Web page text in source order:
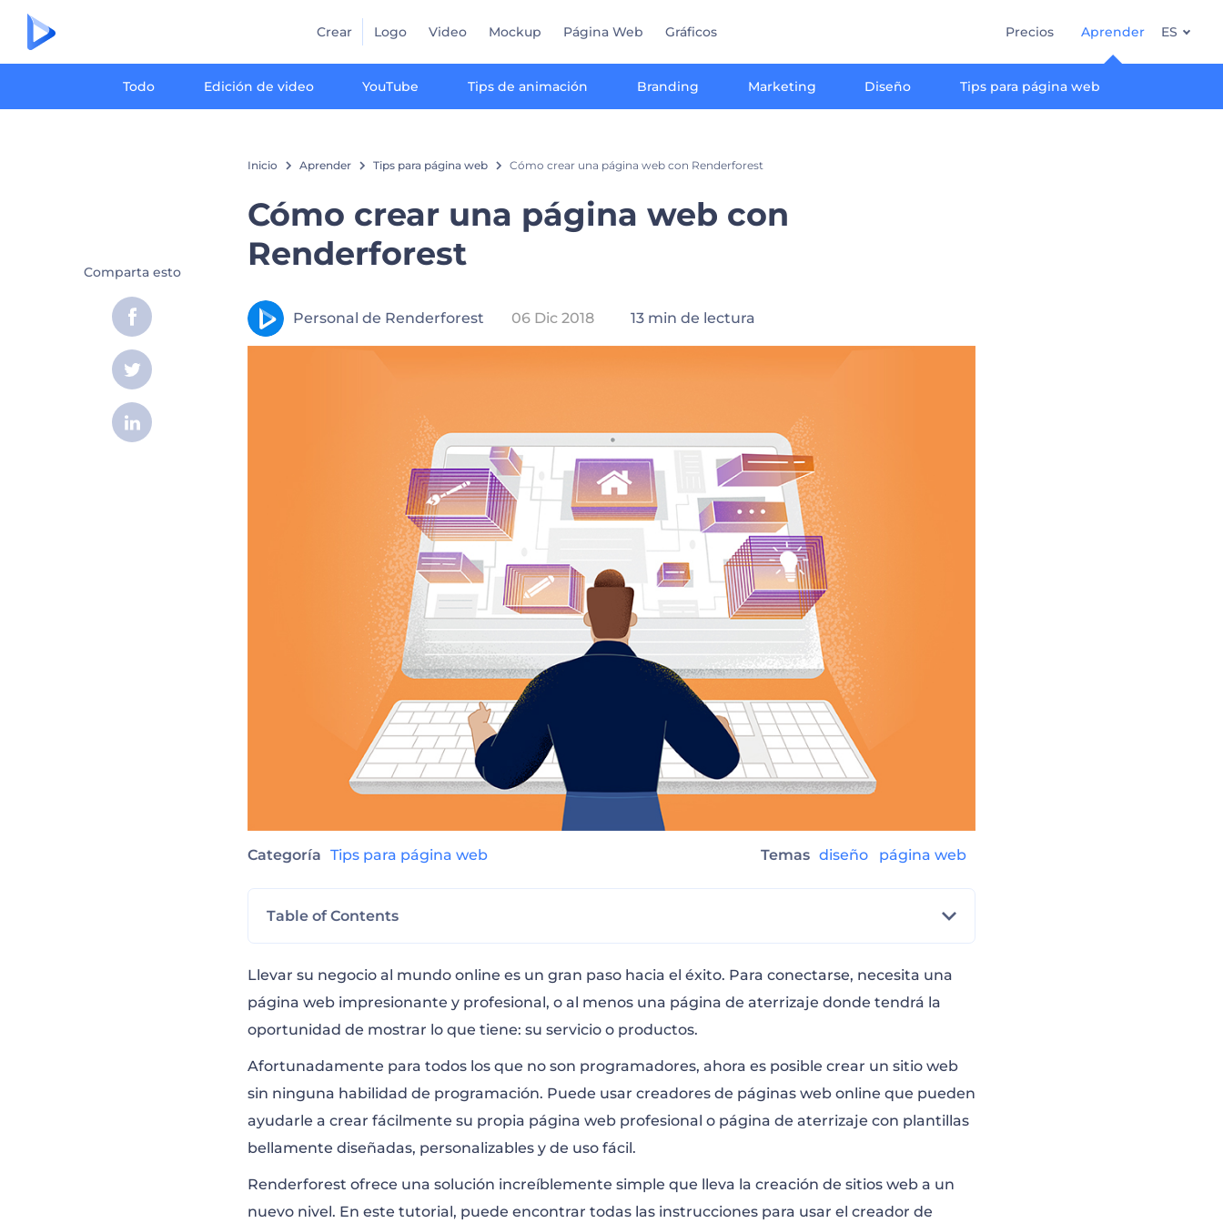
Crear Logo Video Mockup Página Web Gráficos Precios Aprender
Todo Edición de video YouTube Tips de animación Branding Marketing Diseño Tips para página web
ES
Inicio Aprender Tips para página web Cómo crear una página web con Renderforest
Cómo crear una página web con
Renderforest
Personal de Renderforest 06 Dic 2018 13 min de lectura
Categoría Tips para página web Temas diseño página web
Table of Contents
Plantillas y componentes personalizables
Estilo y colores de la página web
¿Cómo agregar una página?
Editar la configuración de su página web
Llevar su negocio al mundo online es un gran paso hacia el éxito. Para conectarse, necesita una
página web impresionante y profesional, o al menos una página de aterrizaje donde tendrá la
oportunidad de mostrar lo que tiene: su servicio o productos.
Afortunadamente para todos los que no son programadores, ahora es posible crear un sitio web
sin ninguna habilidad de programación. Puede usar creadores de páginas web online que pueden
ayudarle a crear fácilmente su propia página web profesional o página de aterrizaje con plantillas
bellamente diseñadas, personalizables y de uso fácil.
Renderforest ofrece una solución increíblemente simple que lleva la creación de sitios web a un
nuevo nivel. En este tutorial, puede encontrar todas las instrucciones para usar el creador de
Comparta esto